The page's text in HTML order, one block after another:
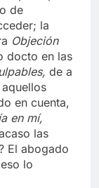
de
la
Objeción
docto en las
de a
en cuenta,
en mí,
las
El abogado
lo